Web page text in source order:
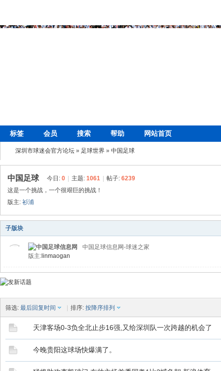
标签 会员 搜索 帮助 网站首页
深圳市球迷会官方论坛 » 足球世界 » 中国足球
中国足球 今日: 0 | 主题: 1061 | 帖子: 6239
这是一个挑战，一个很艰巨的挑战！
版主: 衫浦
子版块
中国足球信息网-球迷之家
版主:linmaogan
筛选: 最后回复时间 | 排序: 按降序排列
天津客场0-3负全北止步16强,又给深圳队一次跨越的机会了
今晚贵阳这球场快爆满了。